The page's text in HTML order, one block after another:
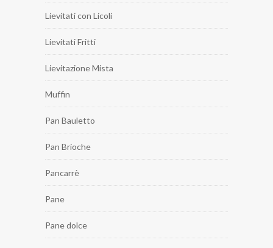
Lievitati con Licoli
Lievitati Fritti
Lievitazione Mista
Muffin
Pan Bauletto
Pan Brioche
Pancarrè
Pane
Pane dolce